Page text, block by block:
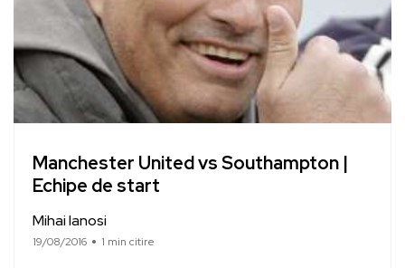
Manchester United vs Southampton |
Echipe de start
Mihai Ianosi
19/08/2016 1 min citire